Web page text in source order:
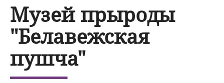
Музей прыроды
"Белавежская
пушча"